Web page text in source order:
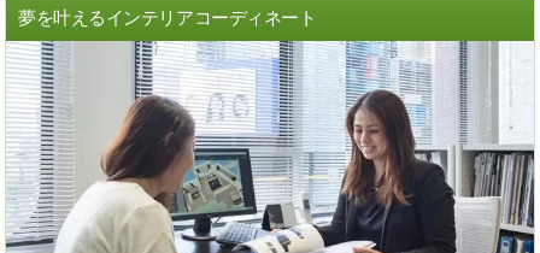
夢を叶えるインテリアコーディネート